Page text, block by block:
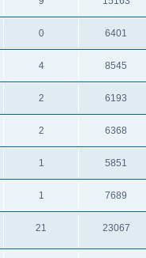
0 6401
4 8545
2 6193
2 6368
1 5851
1 7689
21 23067